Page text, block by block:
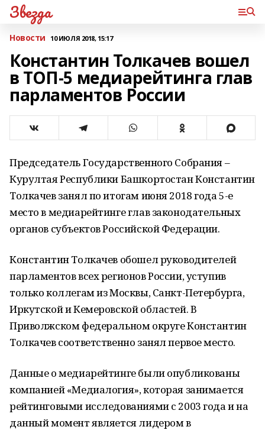
Звезда
Новости 10 ИЮЛЯ 2018, 15:17
Константин Толкачев вошел
в ТОП-5 медиарейтинга глав
парламентов России
Председатель Государственного Собрания –
Курултая Республики Башкортостан Константин
Толкачев занял по итогам июня 2018 года 5-е
место в медиарейтинге глав законодательных
органов субъектов Российской Федерации.
Константин Толкачев обошел руководителей
парламентов всех регионов России, уступив
только коллегам из Москвы, Санкт-Петербурга,
Иркутской и Кемеровской областей. В
Приволжском федеральном округе Константин
Толкачев соответственно занял первое место.
Данные о медиарейтинге были опубликованы
компанией «Медиалогия», которая занимается
рейтинговыми исследованиями с 2003 года и на
данный момент является лидером в